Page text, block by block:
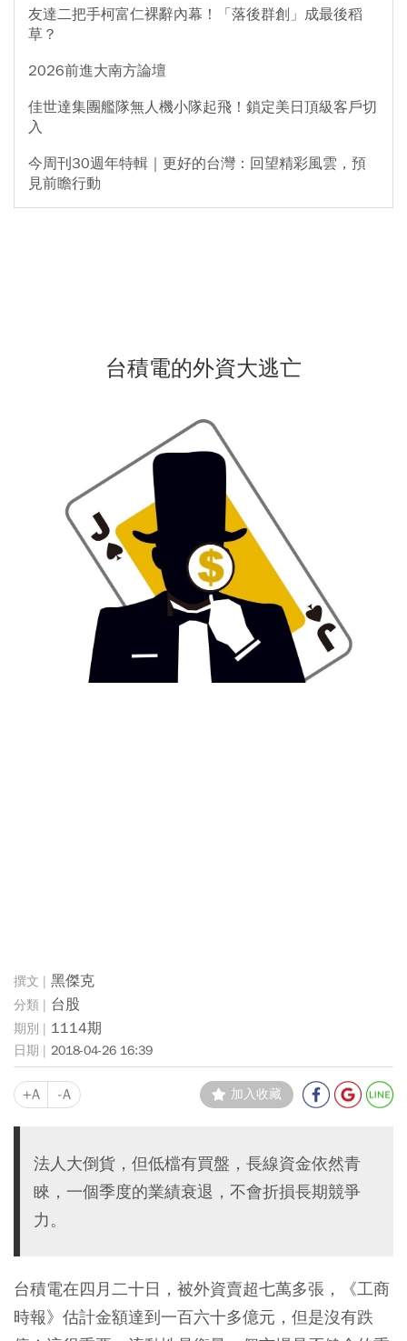
友達二把手柯富仁裸辭內幕！「落後群創」成最後稻
草？
2026前進大南方論壇
佳世達集團艦隊無人機小隊起飛！鎖定美日頂級客戶切
入
今周刊30週年特輯｜更好的台灣：回望精彩風雲，預
見前瞻行動
台積電的外資大逃亡
黑傑克
台股
1114期
2018-04-26 16:39
+A -A 加入收藏
法人大倒貨，但低檔有買盤，長線資金依然青
睞，一個季度的業績衰退，不會折損長期競爭
力。
台積電在四月二十日，被外資賣超七萬多張，《工商
時報》估計金額達到一百六十多億元，但是沒有跌